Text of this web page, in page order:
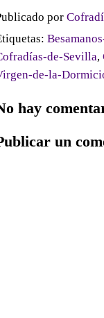
por
de-Sevilla,
de-la-
hay
un